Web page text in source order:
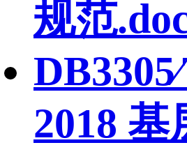
规范
2018 基